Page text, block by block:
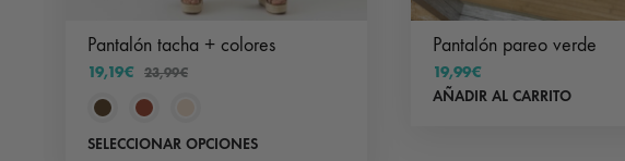
Pantalón tacha + colores
19,19€ 23,99€
SELECCIONAR OPCIONES
Pantalón pareo verde
19,99€
AÑADIR AL CARRITO